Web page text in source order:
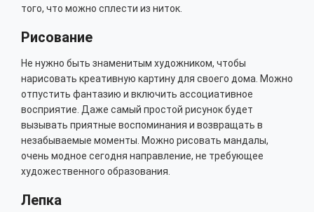
того, что можно сплести из ниток.
Рисование
Не нужно быть знаменитым художником, чтобы
нарисовать креативную картину для своего дома. Можно
отпустить фантазию и включить ассоциативное
восприятие. Даже самый простой рисунок будет
вызывать приятные воспоминания и возвращать в
незабываемые моменты. Можно рисовать мандалы,
очень модное сегодня направление, не требующее
художественного образования.
Лепка